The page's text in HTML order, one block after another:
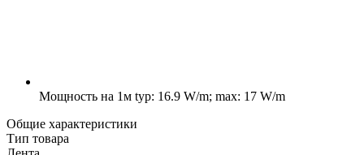
Мощность на 1м typ: 16.9 W/m; max: 17 W/m
Общие характеристики
Тип товара